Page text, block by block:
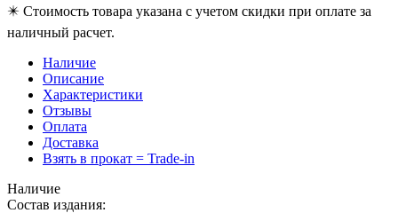
✴️ Стоимость товара указана с учетом скидки при оплате за
наличный расчет.
Наличие
Описание
Характеристики
Отзывы
Оплата
Доставка
Взять в прокат = Trade-in
Наличие
Состав издания: